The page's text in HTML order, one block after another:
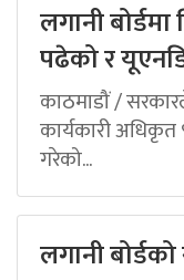
लगानी
पढेको र
काठमाडौं /
कार्यकारी अधिकृत
गरेको...
लगानी